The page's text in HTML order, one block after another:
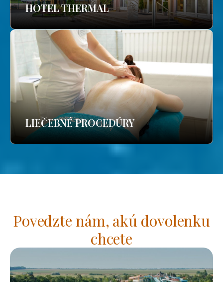
HOTEL THERMAL
LIEČEBNÉ PROCEDÚRY
Povedzte nám, akú dovolenku
chcete